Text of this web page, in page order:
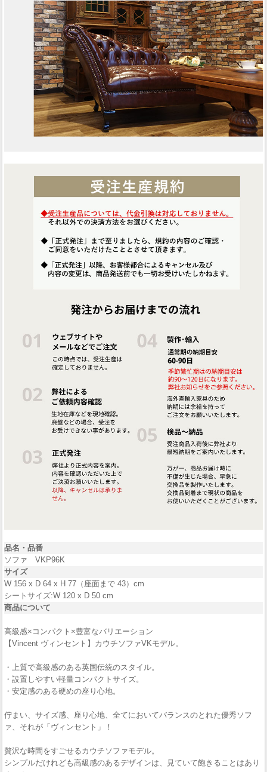
品名・品番
ソファ VKP96K
サイズ
W 156 x D 64 x H 77（座面まで 43）cm
シートサイズ:W 120 x D 50 cm
商品について
高級感×コンパクト×豊富なバリエーション
【Vincent ヴィンセント】カウチソファVKモデル。
・上質で高級感のある英国伝統のスタイル。
・設置しやすい軽量コンパクトサイズ。
・安定感のある硬めの座り心地。
佇まい、サイズ感、座り心地、全てにおいてバランスのとれた優秀ソフ
ァ、それが「ヴィンセント」！
贅沢な時間をすごせるカウチソファモデル。
シンプルだけれども高級感のあるデザインは、見ていて飽きることはあり